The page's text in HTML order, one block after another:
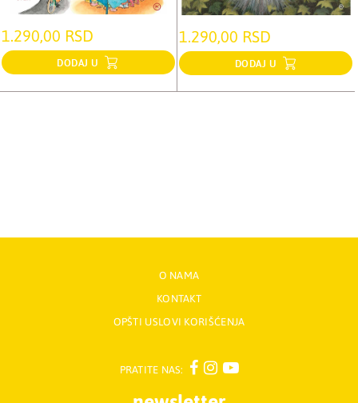
1.290,00 RSD
DODAJ U
1.290,00 RSD
DODAJ U
O NAMA
KONTAKT
OPŠTI USLOVI KORIŠĆENJA
PRATITE NAS: